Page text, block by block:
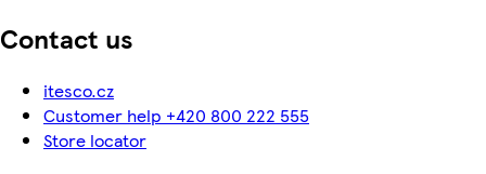
Contact us
itesco.cz
Customer help +420 800 222 555
Store locator